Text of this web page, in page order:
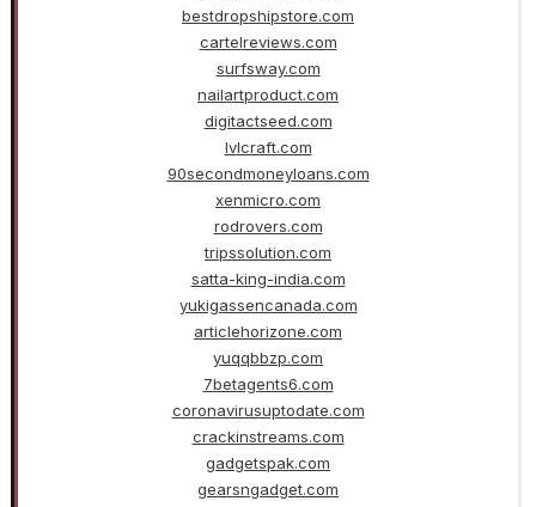
bestdropshipstore.com
cartelreviews.com
surfsway.com
nailartproduct.com
digitactseed.com
lvlcraft.com
90secondmoneyloans.com
xenmicro.com
rodrovers.com
tripssolution.com
satta-king-india.com
yukigassencanada.com
articlehorizone.com
yuqqbbzp.com
7betagents6.com
coronavirusuptodate.com
crackinstreams.com
gadgetspak.com
gearsngadget.com